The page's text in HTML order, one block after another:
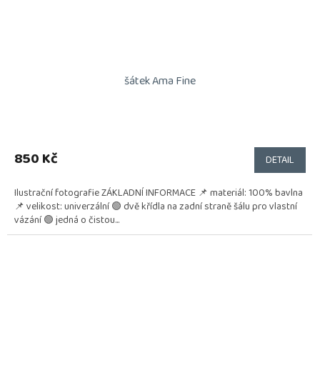
šátek Ama Fine
850 Kč DETAIL
Ilustrační fotografie ZÁKLADNÍ INFORMACE 📌 materiál: 100% bavlna
📌 velikost: univerzální 🟢 dvě křídla na zadní straně šálu pro vlastní
vázání 🟢 jedná o čistou...